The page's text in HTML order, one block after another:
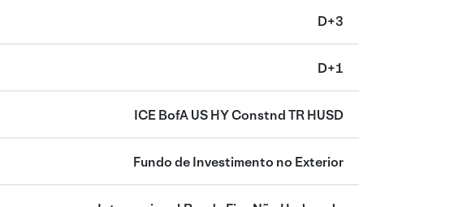
D+3
D+1
ICE BofA US HY Constnd TR HUSD
Fundo de Investimento no Exterior